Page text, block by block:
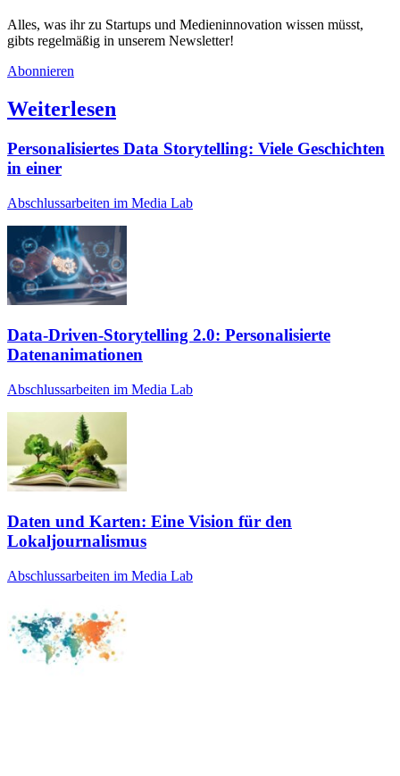
Alles, was ihr zu Startups und Medieninnovation wissen müsst,
gibts regelmäßig in unserem Newsletter!
Abonnieren
Weiterlesen
Personalisiertes Data Storytelling: Viele Geschichten
in einer
Abschlussarbeiten im Media Lab
Data-Driven-Storytelling 2.0: Personalisierte
Datenanimationen
Abschlussarbeiten im Media Lab
Daten und Karten: Eine Vision für den
Lokaljournalismus
Abschlussarbeiten im Media Lab